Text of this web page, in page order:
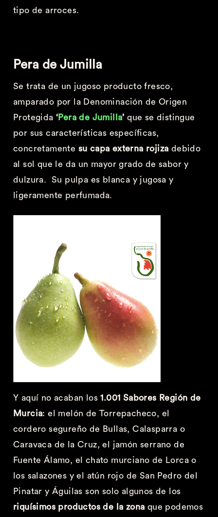
tipo de arroces.
Pera de Jumilla
Se trata de un jugoso producto fresco,
amparado por la Denominación de Origen
Protegida ‘ Pera de Jumilla’ que se distingue
por sus características específicas,
concretamente su capa externa rojiza debido
al sol que le da un mayor grado de sabor y
dulzura. Su pulpa es blanca y jugosa y
ligeramente perfumada.
Y aquí no acaban los1.001 Sabores Región de
Murcia: el melón de Torrepacheco, el
cordero segureño de Bullas, Calasparra o
Caravaca de la Cruz, el jamón serrano de
Fuente Álamo, el chato murciano de Lorca o
los salazones y el atún rojo de San Pedro del
Pinatar y Águilas son solo algunos de los
riquísimos productos de la zona que podemos